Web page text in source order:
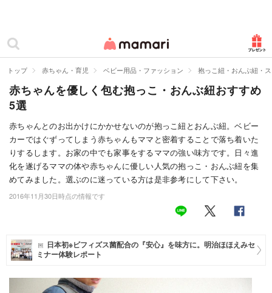
ママリ
カテゴリー一覧
妊娠
赤ちゃん・育児
子育て・家族
病院
お仕事
トップ 赤ちゃん・育児 ベビー用品・ファッション 抱っこ紐・おんぶ紐・
赤ちゃんを優しく包む抱っこ・おんぶ紐おすすめ
5選
赤ちゃんとのお出かけにかかせないのが抱っこ紐とおんぶ紐。ベビー
カーではぐずってしまう赤ちゃんもママと密着することで落ち着いた
りするします。お家の中でも家事をするママの強い味方です。日々進
化を遂げるママの体や赤ちゃんに優しい人気の抱っこ・おんぶ紐を集
めてみました。選ぶのに迷っている方は是非参考にして下さい。
2016年11月30日時点の情報です
日本初※ビフィズス菌配合の『安心』を味方に。明治ほほえみセ
ミナー体験レポート